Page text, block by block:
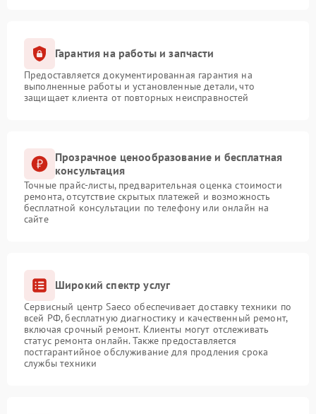
Гарантия на работы и запчасти
Предоставляется документированная гарантия на
выполненные работы и установленные детали, что
защищает клиента от повторных неисправностей
Прозрачное ценообразование и бесплатная
консультация
Точные прайс-листы, предварительная оценка стоимости
ремонта, отсутствие скрытых платежей и возможность
бесплатной консультации по телефону или онлайн на
сайте
Широкий спектр услуг
Сервисный центр Saeco обеспечивает доставку техники по
всей РФ, бесплатную диагностику и качественный ремонт,
включая срочный ремонт. Клиенты могут отслеживать
статус ремонта онлайн. Также предоставляется
постгарантийное обслуживание для продления срока
службы техники